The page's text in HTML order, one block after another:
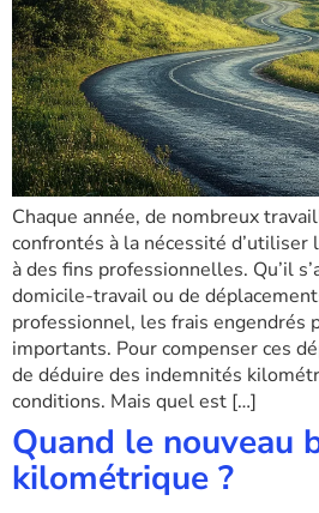
Chaque année, de nombreux
confrontés à la nécessité
à des fins professionnelles. Qu’il
domicile-travail ou de
professionnel, les frais engendrés
importants. Pour compenser ces
de déduire des indemnités
conditions. Mais quel est […]
Quand le nouveau
kilométrique ?